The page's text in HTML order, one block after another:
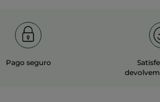
Pago seguro